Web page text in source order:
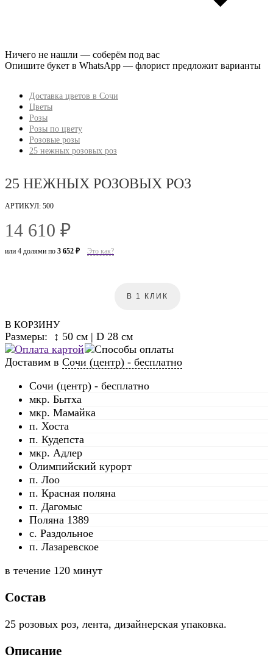
Ничего не нашли — соберём под вас
Опишите букет в WhatsApp — флорист предложит варианты
Доставка цветов в Сочи
Цветы
Розы
Розы по цвету
Розовые розы
25 нежных розовых роз
25 НЕЖНЫХ РОЗОВЫХ РОЗ
АРТИКУЛ: 500
14 610 ₽
или 4 долями по 3 652 ₽ Это как?
В КОРЗИНУ
В 1 КЛИК
Размеры: ↕ 50 см | D 28 см
Доставим в Сочи (центр) - бесплатно
Сочи (центр) - бесплатно
мкр. Бытха
мкр. Мамайка
п. Хоста
п. Кудепста
мкр. Адлер
Олимпийский курорт
п. Лоо
п. Красная поляна
п. Дагомыс
Поляна 1389
с. Раздольное
п. Лазаревское
в течение 120 минут
Состав
25 розовых роз, лента, дизайнерская упаковка.
Описание